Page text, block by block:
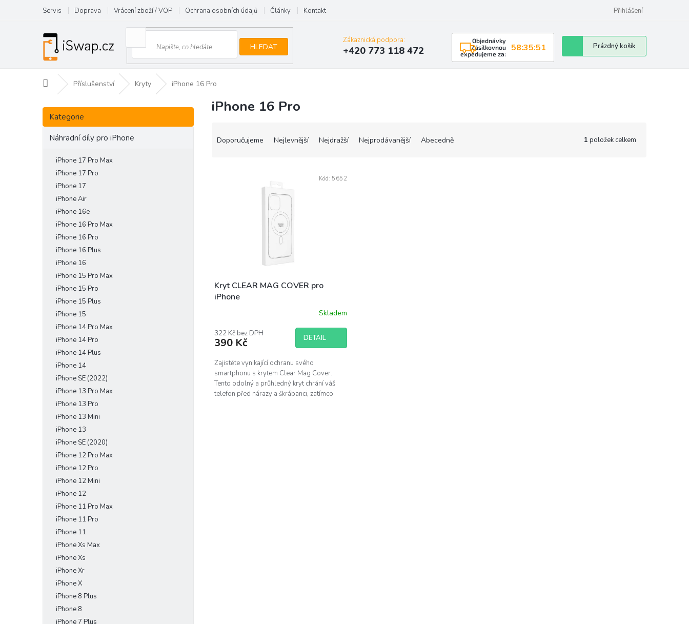
obsah
Servis Doprava Vrácení zboží / VOP Ochrana osobních údajů Články Kontakt Přihlášení
HLEDAT
Zákaznická podpora:
+420 773 118 472
Objednávky
Zásilkovnou
expedujeme za:
58:35:50
Nákupní
košík
Prázdný košík
Domů Příslušenství Kryty iPhone 16 Pro
P
s
Přeskočit
kategorie
Kategorie
Náhradní díly pro iPhone
iPhone 17 Pro Max
iPhone 17 Pro
iPhone 17
iPhone Air
iPhone 16e
iPhone 16 Pro Max
iPhone 16 Pro
iPhone 16 Plus
iPhone 16
iPhone 15 Pro Max
iPhone 15 Pro
iPhone 15 Plus
iPhone 15
iPhone 14 Pro Max
iPhone 14 Pro
iPhone 14 Plus
iPhone 14
iPhone SE (2022)
iPhone 13 Pro Max
iPhone 13 Pro
iPhone 13 Mini
iPhone 13
iPhone SE (2020)
iPhone 12 Pro Max
iPhone 12 Pro
iPhone 12 Mini
iPhone 12
iPhone 11 Pro Max
iPhone 11 Pro
iPhone 11
iPhone Xs Max
iPhone Xs
iPhone Xr
iPhone X
iPhone 8 Plus
iPhone 8
iPhone 7 Plus
iPhone 16 Pro
Doporučujeme Nejlevnější Nejdražší Nejprodávanější Abecedně 1 položek celkem
k
t
Kryt CLEAR MAG COVER pro
iPhone
Skladem
322 Kč bez DPH
390 Kč DETAIL
Zajistěte vynikající ochranu svého
smartphonu s krytem Clear Mag Cover.
Tento odolný a průhledný kryt chrání váš
telefon před nárazy a škrábanci, zatímco
Kód: 5652